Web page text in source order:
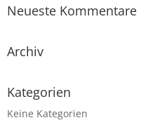
Neueste Kommentare
Archiv
Kategorien
Keine Kategorien